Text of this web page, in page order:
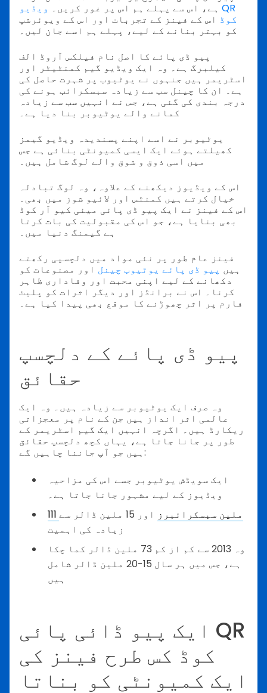
ہے، اس سے پہلے ہم اس پر غور کریں۔ ویڈیو QR
کوڈ اس کے فینز کے تجربات اور اس کے ویوئرشپ
کو بہتر بنانے کے لیے، پہلے ہم اسے جان لیں۔
پیو ڈی پائے کا اصل نام فیلکس آروڈ الف
کیلبرگ ہے۔ وہ ایک ویڈیو گیم کمنٹیٹر اور
اسٹریمر ہیں جنہوں نے یوٹیوب پر شہرت حاصل کی
ہے۔ ان کا چینل سب سے زیادہ سبسکرائب ہونے کی
درجہ بندی کی گئی ہے، جس نے انہیں سب سے زیادہ
کمانے والے یوٹیوبر بنا دیا ہے۔
یوٹیوبر نے اسے اپنے پسندیدہ ویڈیو گیمز
کھیلتے ہوئے ایک ایسی کمیونٹی بنائی ہے جس
میں اسی ذوق و شوق والے لوگ شامل ہیں۔
اس کے ویڈیوز دیکھنے کے علاوہ، وہ لوگ تبادلہ
خیال کرتے ہیں کمنٹس اور لائیو شوز میں بھی۔
اس کے فینز نے ایک پیو ڈی پائی میئی کیو آر کوڈ
بھی بنایا ہے، جو اس کی مقبولیت کی بات کرتا
ہے گیمنگ دنیا میں۔
فینز عام طور پر نئی مواد میں دلچسپی رکھتے
ہیں پیو ڈی پائے یوٹیوب چینل اور مصنوعات کو
دکھانے کے لیے اپنی محبت اور وفاداری ظاہر
کرنا۔ اس نے برانڈز اور دیگر اثرات کو پلیٹ
فارم پر اثر چھوڑنے کا موقع بھی پیدا کیا ہے۔
پیو ڈی پائے کے دلچسپ
حقائق
وہ صرف ایک یوٹیوبر سے زیادہ ہیں۔ وہ ایک
عالمی اثر انداز ہیں جن کے نام پر معجزاتی
ریکارڈ ہیں۔ اگرچہ انہیں ایک گیم اسٹریمر کے
طور پر جانا جاتا ہے، یہاں کچھ دلچسپ حقائق
ہیں جو آپ جاننا چاہیں گے:
ایک سویڈش یوٹیوبر جسے اس کی مزاحیہ
ویڈیوز کے لیے مشہور جانا جاتا ہے۔
111 ملین سبسکرائبرز
اور 15 ملین ڈالر سے
زیادہ کی اہمیت
وہ 2013 سے کم از کم 73 ملین ڈالر کما چکا
ہے، جس میں ہر سال 15-20 ملین ڈالر شامل
ہیں
ایک پیو ڈائی پائی QR
کوڈ کس طرح فینز کی
ایک کمیونٹی کو بناتا